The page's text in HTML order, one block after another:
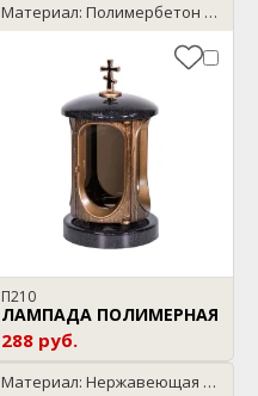
Материал: Полимербетон / черный с бронзой
П210
ЛАМПАДА ПОЛИМЕРНАЯ
288 руб.
Материал: Нержавеющая сталь